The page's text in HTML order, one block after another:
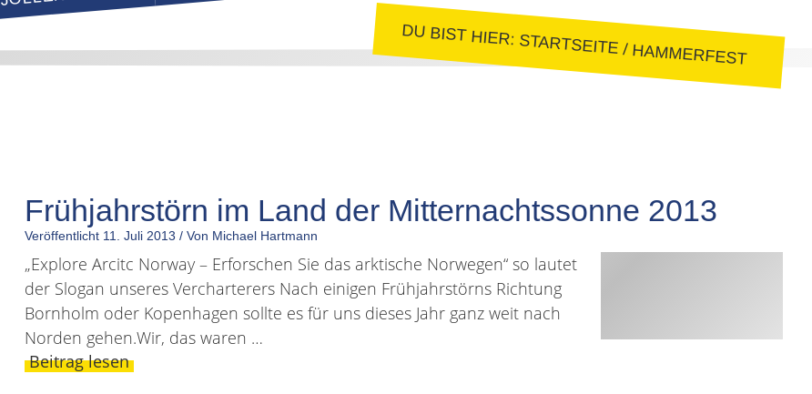
DU BIST HIER: STARTSEITE/HAMMERFEST
Frühjahrstörn im Land der Mitternachtssonne 2013
Veröffentlicht 11. Juli 2013 / Von Michael Hartmann
„Explore Arcitc Norway – Erforschen Sie das arktische Norwegen“ so lautet
der Slogan unseres Vercharterers Nach einigen Frühjahrstörns Richtung
Bornholm oder Kopenhagen sollte es für uns dieses Jahr ganz weit nach
Norden gehen.Wir, das waren …
Beitrag lesen